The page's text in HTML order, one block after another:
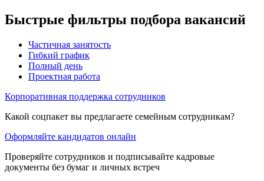
Быстрые фильтры подбора вакансий
Частичная занятость
Гибкий график
Полный день
Проектная работа
Корпоративная поддержка сотрудников
Какой соцпакет вы предлагаете семейным сотрудникам?
Оформляйте кандидатов онлайн
Проверяйте сотрудников и подписывайте кадровые
документы без бумаг и личных встреч